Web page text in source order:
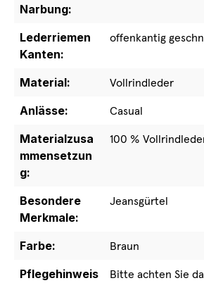
Narbung:
Lederriemen
Kanten:
offenkantig
Material:
Vollrindleder
Anlässe:
Casual
Materialzusa
mmensetzun
g:
100 %
Besondere
Merkmale:
Jeansgürtel
Farbe:
Braun
Pflegehinweis
Bitte achten Sie